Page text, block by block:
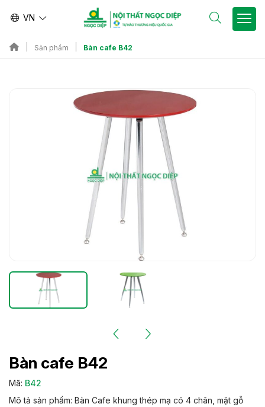
VN
Sản phẩm Bàn cafe B42
Bàn cafe B42
Mã: B42
Mô tả sản phẩm: Bàn Cafe khung thép mạ có 4 chân, mặt gỗ